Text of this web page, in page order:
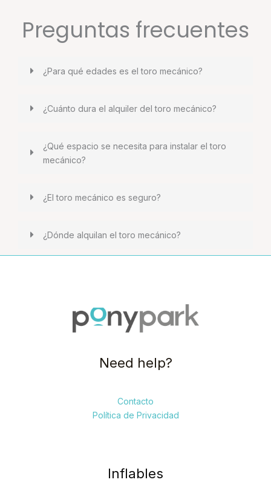
Preguntas frecuentes
¿Para qué edades es el toro mecánico?
¿Cuánto dura el alquiler del toro mecánico?
¿Qué espacio se necesita para instalar el toro
mecánico?
¿El toro mecánico es seguro?
¿Dónde alquilan el toro mecánico?
Need help?
Contacto
Política de Privacidad
Inflables